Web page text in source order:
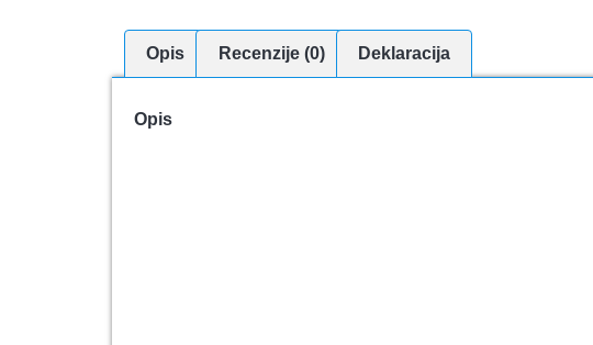
Opis Recenzije (0) Deklaracija
Opis